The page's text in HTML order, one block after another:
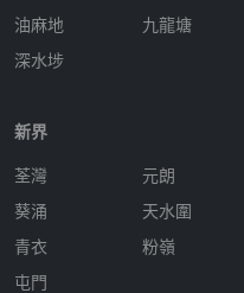
油麻地
深水埗
九龍塘
新界
荃灣
葵涌
青衣
屯門
元朗
天水圍
粉嶺